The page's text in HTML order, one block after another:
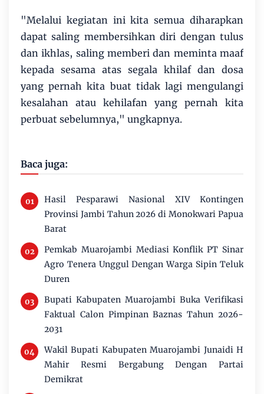
"Melalui kegiatan ini kita semua diharapkan
dapat saling membersihkan diri dengan tulus
dan ikhlas, saling memberi dan meminta maaf
kepada sesama atas segala khilaf dan dosa
yang pernah kita buat tidak lagi mengulangi
kesalahan atau kehilafan yang pernah kita
perbuat sebelumnya," ungkapnya.
Baca juga:
Hasil Pesparawi Nasional XIV Kontingen
Provinsi Jambi Tahun 2026 di Monokwari Papua
Barat
Pemkab Muarojambi Mediasi Konflik PT Sinar
Agro Tenera Unggul Dengan Warga Sipin Teluk
Duren
Bupati Kabupaten Muarojambi Buka Verifikasi
Faktual Calon Pimpinan Baznas Tahun 2026-
2031
Wakil Bupati Kabupaten Muarojambi Junaidi H
Mahir Resmi Bergabung Dengan Partai
Demikrat